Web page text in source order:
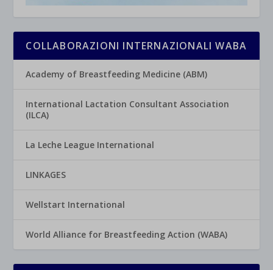
COLLABORAZIONI INTERNAZIONALI WABA
Academy of Breastfeeding Medicine (ABM)
International Lactation Consultant Association
(ILCA)
La Leche League International
LINKAGES
Wellstart International
World Alliance for Breastfeeding Action (WABA)